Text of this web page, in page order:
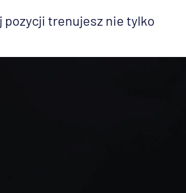
pozycji trenujesz nie tylko